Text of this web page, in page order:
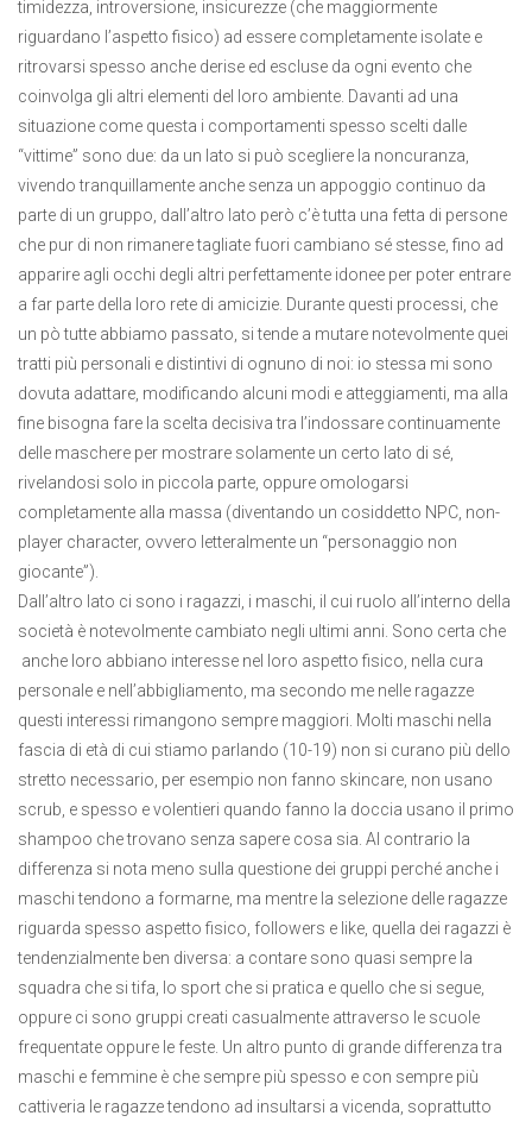
timidezza, introversione, insicurezze (che maggiormente
riguardano l’aspetto fisico) ad essere completamente isolate e
ritrovarsi spesso anche derise ed escluse da ogni evento che
coinvolga gli altri elementi del loro ambiente. Davanti ad una
situazione come questa i comportamenti spesso scelti dalle
“vittime” sono due: da un lato si può scegliere la noncuranza,
vivendo tranquillamente anche senza un appoggio continuo da
parte di un gruppo, dall’altro lato però c’è tutta una fetta di persone
che pur di non rimanere tagliate fuori cambiano sé stesse, fino ad
apparire agli occhi degli altri perfettamente idonee per poter entrare
a far parte della loro rete di amicizie. Durante questi processi, che
un pò tutte abbiamo passato, si tende a mutare notevolmente quei
tratti più personali e distintivi di ognuno di noi: io stessa mi sono
dovuta adattare, modificando alcuni modi e atteggiamenti, ma alla
fine bisogna fare la scelta decisiva tra l’indossare continuamente
delle maschere per mostrare solamente un certo lato di sé,
rivelandosi solo in piccola parte, oppure omologarsi
completamente alla massa (diventando un cosiddetto NPC, non-
player character, ovvero letteralmente un “personaggio non
giocante”).
Dall’altro lato ci sono i ragazzi, i maschi, il cui ruolo all’interno della
società è notevolmente cambiato negli ultimi anni. Sono certa che
anche loro abbiano interesse nel loro aspetto fisico, nella cura
personale e nell’abbigliamento, ma secondo me nelle ragazze
questi interessi rimangono sempre maggiori. Molti maschi nella
fascia di età di cui stiamo parlando (10-19) non si curano più dello
stretto necessario, per esempio non fanno skincare, non usano
scrub, e spesso e volentieri quando fanno la doccia usano il primo
shampoo che trovano senza sapere cosa sia. Al contrario la
differenza si nota meno sulla questione dei gruppi perché anche i
maschi tendono a formarne, ma mentre la selezione delle ragazze
riguarda spesso aspetto fisico, followers e like, quella dei ragazzi è
tendenzialmente ben diversa: a contare sono quasi sempre la
squadra che si tifa, lo sport che si pratica e quello che si segue,
oppure ci sono gruppi creati casualmente attraverso le scuole
frequentate oppure le feste. Un altro punto di grande differenza tra
maschi e femmine è che sempre più spesso e con sempre più
cattiveria le ragazze tendono ad insultarsi a vicenda, soprattutto